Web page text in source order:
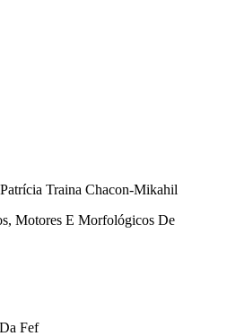
Traina Chacon-Mikahil
Motores E Morfológicos De
Fef